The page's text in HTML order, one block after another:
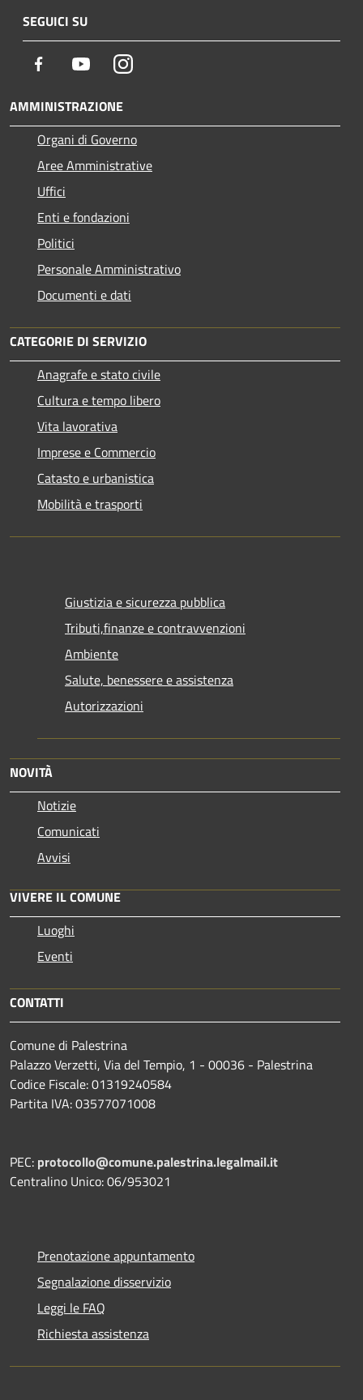
SEGUICI SU
Facebook YoutubeInstagram
AMMINISTRAZIONE
Organi di Governo
Aree Amministrative
Uffici
Enti e fondazioni
Politici
Personale Amministrativo
Documenti e dati
CATEGORIE DI SERVIZIO
Anagrafe e stato civile
Cultura e tempo libero
Vita lavorativa
Imprese e Commercio
Catasto e urbanistica
Mobilità e trasporti
Giustizia e sicurezza pubblica
Tributi,finanze e contravvenzioni
Ambiente
Salute, benessere e assistenza
Autorizzazioni
NOVITÀ
Notizie
Comunicati
Avvisi
VIVERE IL COMUNE
Luoghi
Eventi
CONTATTI
Comune di Palestrina
Palazzo Verzetti, Via del Tempio, 1 - 00036 - Palestrina
Codice Fiscale: 01319240584
Partita IVA: 03577071008
PEC: protocollo@comune.palestrina.legalmail.it
Centralino Unico: 06/953021
Prenotazione appuntamento
Segnalazione disservizio
Leggi le FAQ
Richiesta assistenza